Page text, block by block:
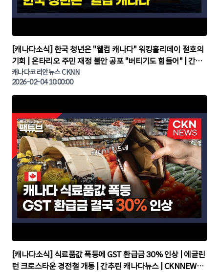
▶
[캐나다소식] 한국 청년은 "웰컴 캐나다" 워킹홀리데이 절호의
기회 | 온타리오 주민 재정 불안 공포 "버티기도 힘들어" | 간추
린 캐나다뉴스 | CKNNEWS, 캐나다코리안뉴스
캐나다코리안뉴스 CKNN
2026-02-04 10:00:00
▶
[캐나다소식] 식료품값 폭등에 GST 환급금 30% 인상 | 에글린
턴 크로스타운 경전철 개통 | 간추린 캐나다뉴스 | CKNNEWS,